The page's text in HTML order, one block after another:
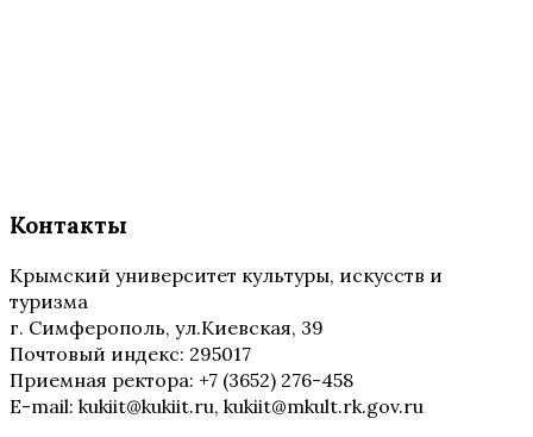
Контакты
Крымский университет культуры, искусств и
туризма
г. Симферополь, ул.Киевская, 39
Почтовый индекс: 295017
Приемная ректора: +7 (3652) 276-458
E-mail: kukiit@kukiit.ru, kukiit@mkult.rk.gov.ru